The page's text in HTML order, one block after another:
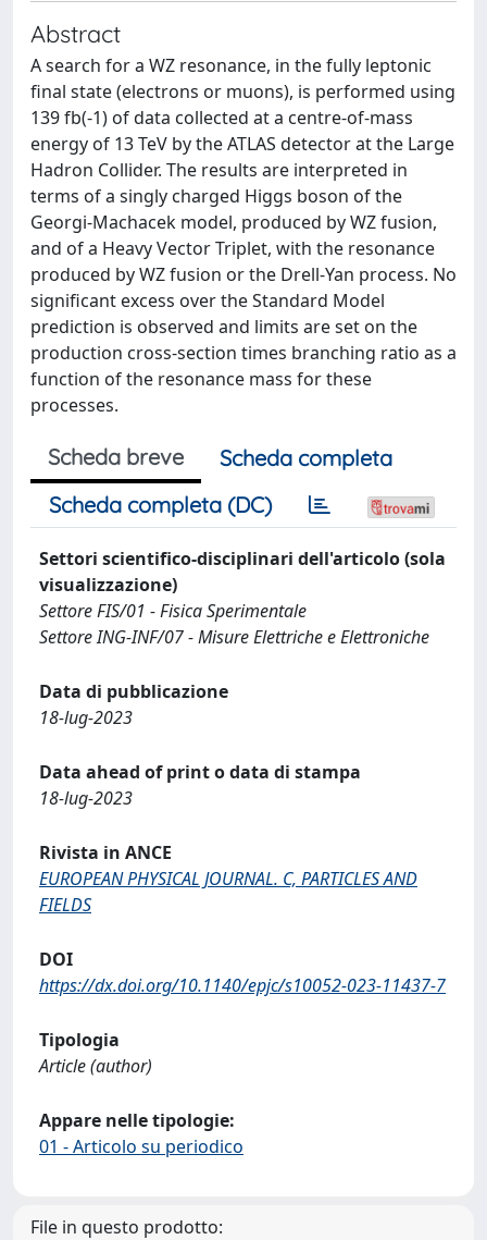
Abstract
A search for a WZ resonance, in the fully leptonic
final state (electrons or muons), is performed using
139 fb(-1) of data collected at a centre-of-mass
energy of 13 TeV by the ATLAS detector at the Large
Hadron Collider. The results are interpreted in
terms of a singly charged Higgs boson of the
Georgi-Machacek model, produced by WZ fusion,
and of a Heavy Vector Triplet, with the resonance
produced by WZ fusion or the Drell-Yan process. No
significant excess over the Standard Model
prediction is observed and limits are set on the
production cross-section times branching ratio as a
function of the resonance mass for these
processes.
Scheda breve
Scheda completa
Scheda completa (DC)
Settori scientifico-disciplinari dell'articolo (sola
visualizzazione)
Settore FIS/01 - Fisica Sperimentale
Settore ING-INF/07 - Misure Elettriche e Elettroniche
Data di pubblicazione
18-lug-2023
Data ahead of print o data di stampa
18-lug-2023
Rivista in ANCE
EUROPEAN PHYSICAL JOURNAL. C, PARTICLES AND
FIELDS
DOI
https://dx.doi.org/10.1140/epjc/s10052-023-11437-7
Tipologia
Article (author)
Appare nelle tipologie:
01 - Articolo su periodico
File in questo prodotto: